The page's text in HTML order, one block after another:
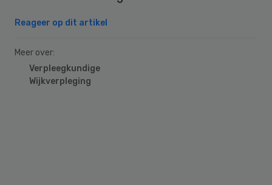
Reageer op dit artikel
Meer over:
Verpleegkundige
Wijkverpleging